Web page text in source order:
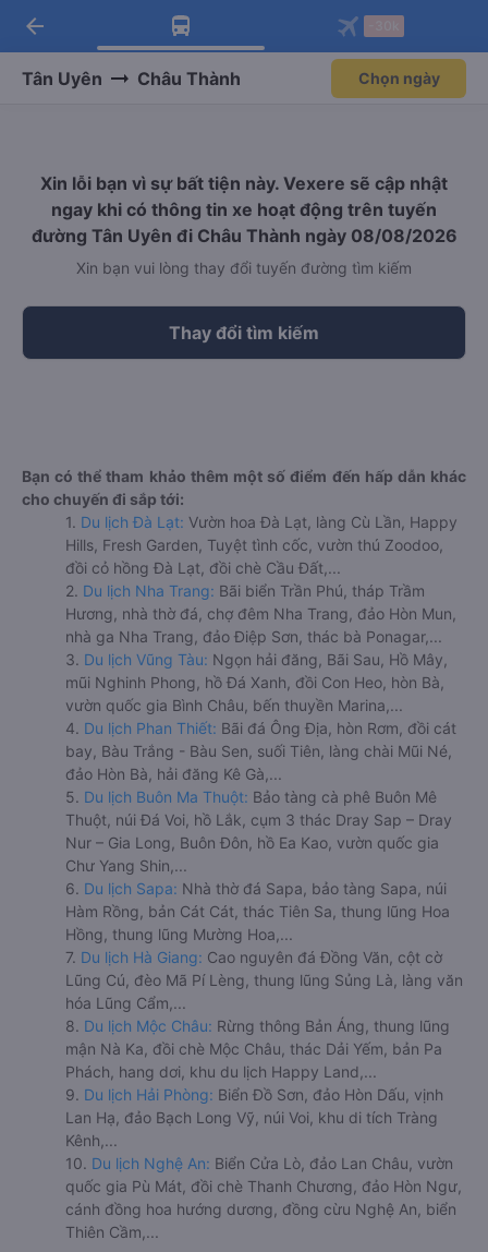
Tải app Vexere ngay!
Nhận ưu đãi thành viên độc
Mở app
Tải app Vexere
-30k/ghế khi đặt vé máy bay qua
Mở app
arrow_back
Tân Uyên Châu Thành Chọn ngày
Xin lỗi bạn vì sự bất tiện này. Vexere sẽ cập nhật
ngay khi có thông tin xe hoạt động trên tuyến
đường Tân Uyên đi Châu Thành ngày 08/08/2026
Xin bạn vui lòng thay đổi tuyến đường tìm kiếm
Thay đổi tìm kiếm
Bạn có thể tham khảo thêm một số điểm đến hấp dẫn khác
cho chuyến đi sắp tới:
1. Du lịch Đà Lạt: Vườn hoa Đà Lạt, làng Cù Lần, Happy
Hills, Fresh Garden, Tuyệt tình cốc, vườn thú Zoodoo,
đồi cỏ hồng Đà Lạt, đồi chè Cầu Đất,...
2. Du lịch Nha Trang: Bãi biển Trần Phú, tháp Trầm
Hương, nhà thờ đá, chợ đêm Nha Trang, đảo Hòn Mun,
nhà ga Nha Trang, đảo Điệp Sơn, thác bà Ponagar,...
3. Du lịch Vũng Tàu: Ngọn hải đăng, Bãi Sau, Hồ Mây,
mũi Nghinh Phong, hồ Đá Xanh, đồi Con Heo, hòn Bà,
vườn quốc gia Bình Châu, bến thuyền Marina,...
4. Du lịch Phan Thiết: Bãi đá Ông Địa, hòn Rơm, đồi cát
bay, Bàu Trắng - Bàu Sen, suối Tiên, làng chài Mũi Né,
đảo Hòn Bà, hải đăng Kê Gà,...
5. Du lịch Buôn Ma Thuột: Bảo tàng cà phê Buôn Mê
Thuột, núi Đá Voi, hồ Lắk, cụm 3 thác Dray Sap – Dray
Nur – Gia Long, Buôn Đôn, hồ Ea Kao, vườn quốc gia
Chư Yang Shin,...
6. Du lịch Sapa: Nhà thờ đá Sapa, bảo tàng Sapa, núi
Hàm Rồng, bản Cát Cát, thác Tiên Sa, thung lũng Hoa
Hồng, thung lũng Mường Hoa,...
7. Du lịch Hà Giang: Cao nguyên đá Đồng Văn, cột cờ
Lũng Cú, đèo Mã Pí Lèng, thung lũng Sủng Là, làng văn
hóa Lũng Cẩm,...
8. Du lịch Mộc Châu: Rừng thông Bản Áng, thung lũng
mận Nà Ka, đồi chè Mộc Châu, thác Dải Yếm, bản Pa
Phách, hang dơi, khu du lịch Happy Land,...
9. Du lịch Hải Phòng: Biển Đồ Sơn, đảo Hòn Dấu, vịnh
Lan Hạ, đảo Bạch Long Vỹ, núi Voi, khu di tích Tràng
Kênh,...
10. Du lịch Nghệ An: Biển Cửa Lò, đảo Lan Châu, vườn
quốc gia Pù Mát, đồi chè Thanh Chương, đảo Hòn Ngư,
cánh đồng hoa hướng dương, đồng cừu Nghệ An, biển
Thiên Cầm,...